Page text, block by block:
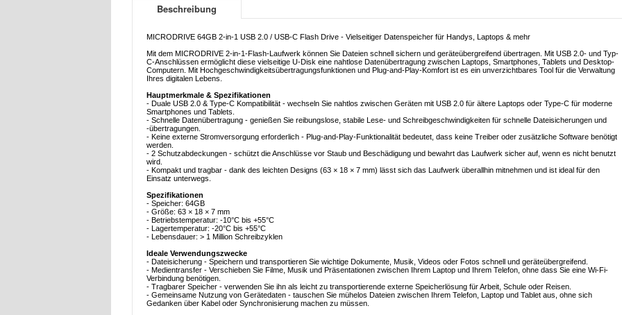
Beschreibung
MICRODRIVE 64GB 2-in-1 USB 2.0 / USB-C Flash Drive - Vielseitiger Datenspeicher für Handys, Laptops & mehr
Mit dem MICRODRIVE 2-in-1-Flash-Laufwerk können Sie Dateien schnell sichern und geräteübergreifend übertragen. Mit USB 2.0- und Typ-
C-Anschlüssen ermöglicht diese vielseitige U-Disk eine nahtlose Datenübertragung zwischen Laptops, Smartphones, Tablets und Desktop-
Computern. Mit Hochgeschwindigkeitsübertragungsfunktionen und Plug-and-Play-Komfort ist es ein unverzichtbares Tool für die Verwaltung
Ihres digitalen Lebens.
Hauptmerkmale & Spezifikationen
- Duale USB 2.0 & Type-C Kompatibilität - wechseln Sie nahtlos zwischen Geräten mit USB 2.0 für ältere Laptops oder Type-C für moderne
Smartphones und Tablets.
- Schnelle Datenübertragung - genießen Sie reibungslose, stabile Lese- und Schreibgeschwindigkeiten für schnelle Dateisicherungen und
-übertragungen.
- Keine externe Stromversorgung erforderlich - Plug-and-Play-Funktionalität bedeutet, dass keine Treiber oder zusätzliche Software benötigt
werden.
- 2 Schutzabdeckungen - schützt die Anschlüsse vor Staub und Beschädigung und bewahrt das Laufwerk sicher auf, wenn es nicht benutzt
wird.
- Kompakt und tragbar - dank des leichten Designs (63 × 18 × 7 mm) lässt sich das Laufwerk überallhin mitnehmen und ist ideal für den
Einsatz unterwegs.
Spezifikationen
- Speicher: 64GB
- Größe: 63 × 18 × 7 mm
- Betriebstemperatur: -10°C bis +55°C
- Lagertemperatur: -20°C bis +55°C
- Lebensdauer: > 1 Million Schreibzyklen
Ideale Verwendungszwecke
- Dateisicherung - Speichern und transportieren Sie wichtige Dokumente, Musik, Videos oder Fotos schnell und geräteübergreifend.
- Medientransfer - Verschieben Sie Filme, Musik und Präsentationen zwischen Ihrem Laptop und Ihrem Telefon, ohne dass Sie eine Wi-Fi-
Verbindung benötigen.
- Tragbarer Speicher - verwenden Sie ihn als leicht zu transportierende externe Speicherlösung für Arbeit, Schule oder Reisen.
- Gemeinsame Nutzung von Gerätedaten - tauschen Sie mühelos Dateien zwischen Ihrem Telefon, Laptop und Tablet aus, ohne sich
Gedanken über Kabel oder Synchronisierung machen zu müssen.